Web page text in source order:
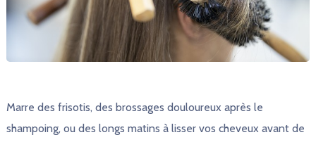
Marre des frisotis, des brossages douloureux après le
shampoing, ou des longs matins à lisser vos cheveux avant de